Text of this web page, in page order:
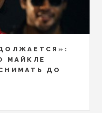
МАЙКЛЕ
ДО